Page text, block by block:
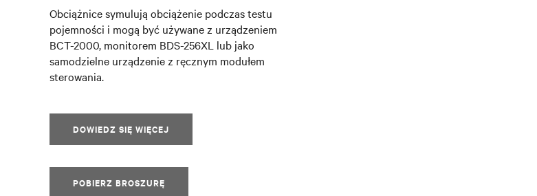
Obciążnice symulują obciążenie podczas testu
pojemności i mogą być używane z urządzeniem
BCT-2000, monitorem BDS-256XL lub jako
samodzielne urządzenie z ręcznym modułem
sterowania.
DOWIEDZ SIĘ WIĘCEJ
POBIERZ BROSZURĘ